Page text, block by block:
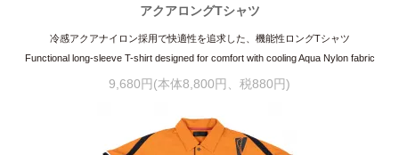
アクアロングTシャツ
冷感アクアナイロン採用で快適性を追求した、機能性ロングTシャツ
Functional long-sleeve T-shirt designed for comfort with cooling Aqua Nylon fabric
9,680円(本体8,800円、税880円)